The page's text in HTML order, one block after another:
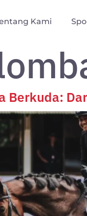
Kami
Berkuda: